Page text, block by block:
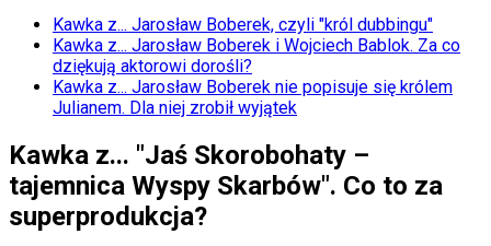
Matura
Kobieta
Aktualności
Moda
Uroda
Święta
Sport
Piłka nożna
Siatkówka
Kawka z... Jarosław Boberek, czyli "król dubbingu"
Kawka z... Jarosław Boberek i Wojciech Bablok. Za co
dziękują aktorowi dorośli?
Kawka z... Jarosław Boberek nie popisuje się królem
Julianem. Dla niej zrobił wyjątek
Kawka z... "Jaś Skorobohaty –
tajemnica Wyspy Skarbów". Co to za
superprodukcja?